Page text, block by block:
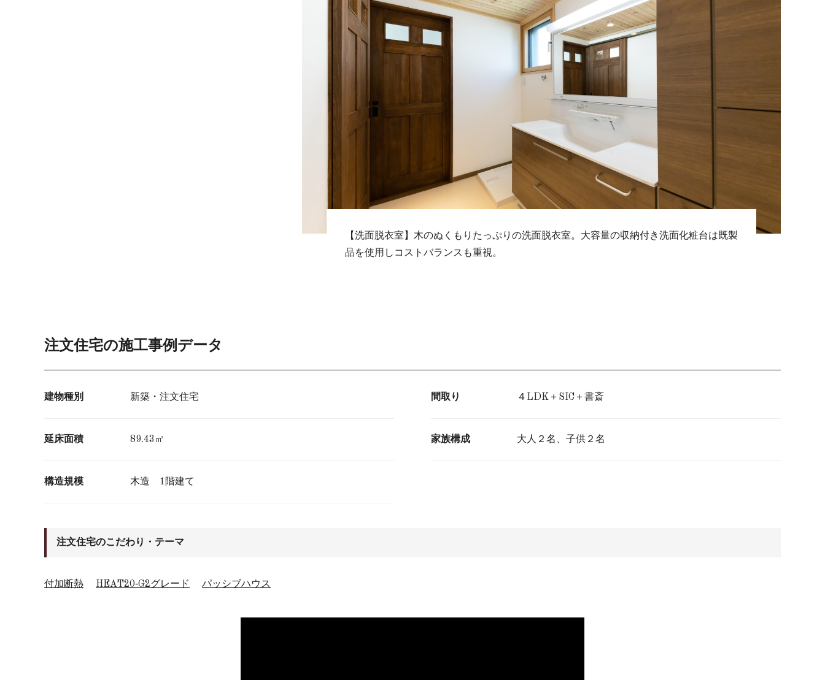
【洗面脱衣室】木のぬくもりたっぷりの洗面脱衣室。大容量の収納付き洗面化粧台は既製
品を使用しコストバランスも重視。
注文住宅の施工事例データ
建物種別 新築・注文住宅
延床面積 89.43㎡
構造規模 木造 1階建て
間取り ４LDK＋SIC＋書斎
家族構成 大人２名、子供２名
注文住宅のこだわり・テーマ
付加断熱 HEAT20‐G2グレード パッシブハウス